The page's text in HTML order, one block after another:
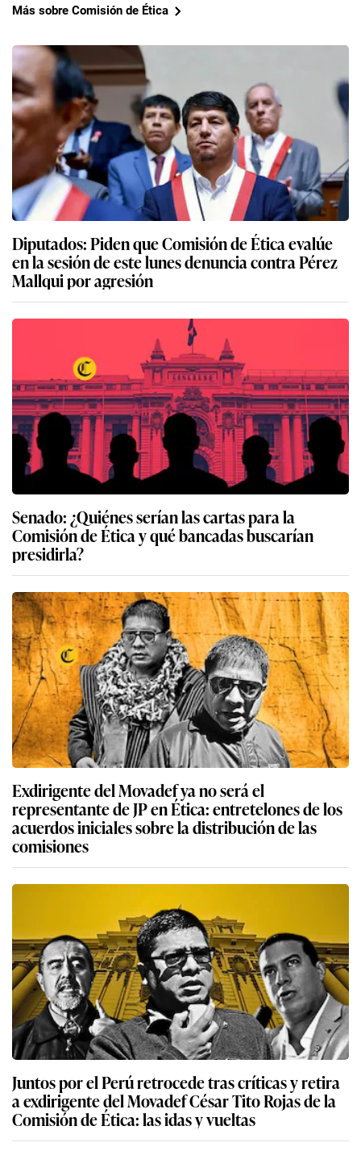
Más sobre Comisión de Ética
Diputados: Piden que Comisión de Ética evalúe
en la sesión de este lunes denuncia contra Pérez
Mallqui por agresión
Senado: ¿Quiénes serían las cartas para la
Comisión de Ética y qué bancadas buscarían
presidirla?
Exdirigente del Movadef ya no será el
representante de JP en Ética: entretelones de los
acuerdos iniciales sobre la distribución de las
comisiones
Juntos por el Perú retrocede tras críticas y retira
a exdirigente del Movadef César Tito Rojas de la
Comisión de Ética: las idas y vueltas